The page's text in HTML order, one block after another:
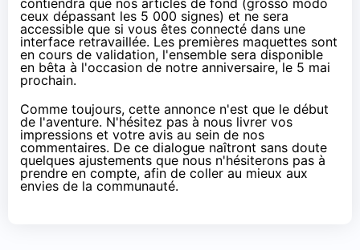
contiendra que nos articles de fond (grosso modo
ceux dépassant les 5 000 signes) et ne sera
accessible que si vous êtes connecté dans une
interface retravaillée. Les premières maquettes sont
en cours de validation, l'ensemble sera disponible
en bêta à l'occasion de notre anniversaire, le 5 mai
prochain.
Comme toujours, cette annonce n'est que le début
de l'aventure. N'hésitez pas à nous livrer vos
impressions et votre avis au sein de nos
commentaires. De ce dialogue naîtront sans doute
quelques ajustements que nous n'hésiterons pas à
prendre en compte, afin de coller au mieux aux
envies de la communauté.